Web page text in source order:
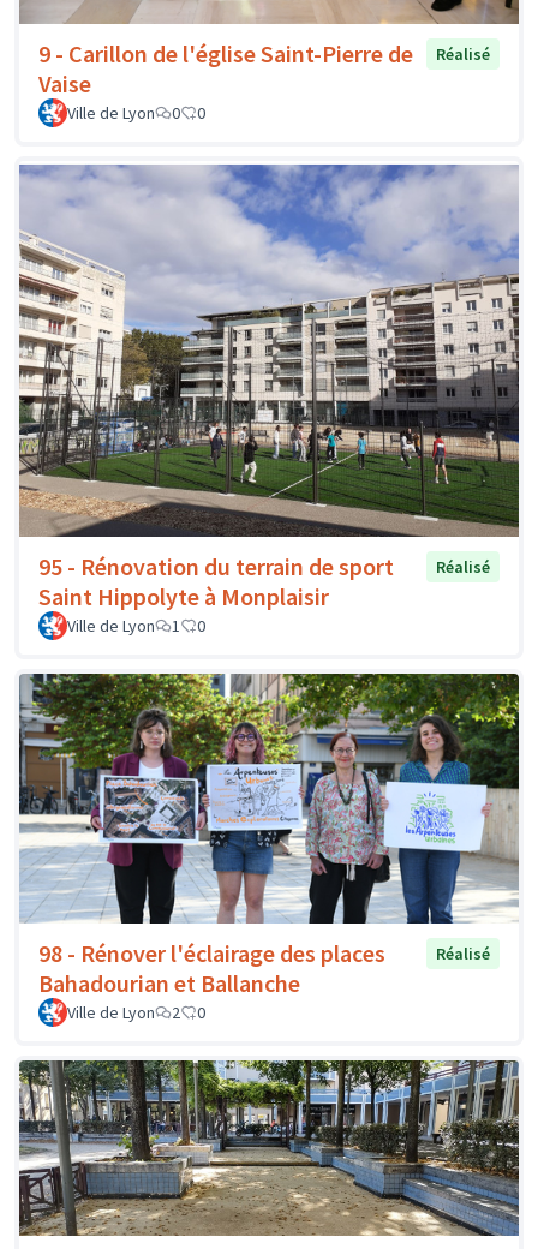
9 - Carillon de l'église Saint-Pierre de
Vaise
Réalisé
Ville de Lyon 0 0
95 - Rénovation du terrain de sport
Saint Hippolyte à Monplaisir
Réalisé
Ville de Lyon 1 0
98 - Rénover l'éclairage des places
Bahadourian et Ballanche
Réalisé
Ville de Lyon 2 0